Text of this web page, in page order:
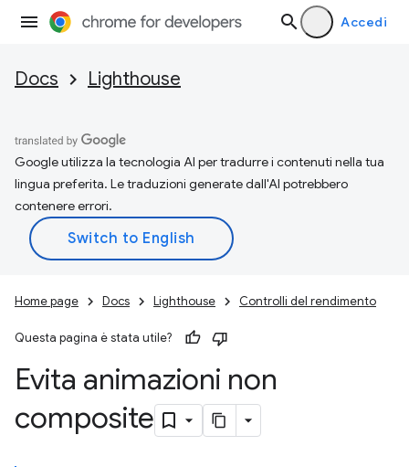
Accedi
Docs Lighthouse
Google utilizza la tecnologia AI per tradurre i contenuti nella tua
lingua preferita. Le traduzioni generate dall'AI potrebbero
contenere errori.
Home page Docs Lighthouse Controlli del rendimento
Questa pagina è stata utile?
Evita animazioni non
composite